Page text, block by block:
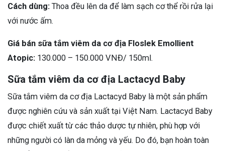
Cách dùng: Thoa đều lên da để làm sạch cơ thể rồi rửa lại
với nước ấm.
Giá bán sữa tắm viêm da cơ địa Floslek Emollient
Atopic: 130.000 – 150.000 VNĐ/ 150ml.
Sữa tắm viêm da cơ địa Lactacyd Baby
Sữa tắm viêm da cơ địa Lactacyd Baby là một sản phẩm
được nghiên cứu và sản xuất tại Việt Nam. Lactacyd Baby
được chiết xuất từ các thảo dược tự nhiên, phù hợp với
những người có làn da mỏng và yếu. Do đó, bạn hoàn toàn